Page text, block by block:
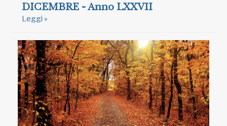
DICEMBRE - Anno LXXVII
Leggi »